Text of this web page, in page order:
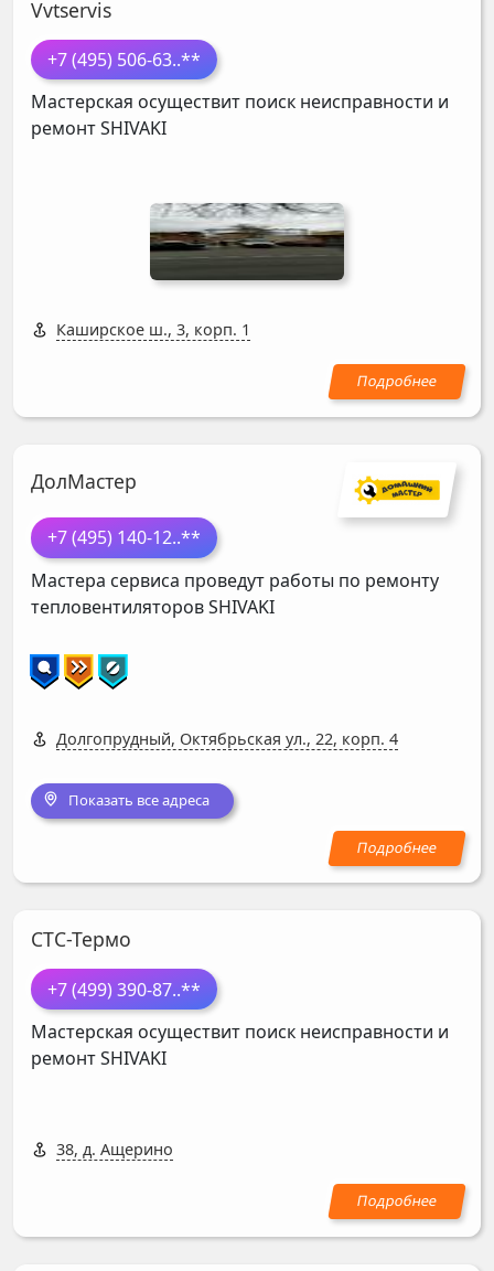
Vvtservis
+7 (495) 506-63..**
Мастерская осуществит поиск неисправности и
ремонтSHIVAKI
Каширское ш., 3, корп. 1
ДолМастер
+7 (495) 140-12..**
Мастера сервиса проведут работы по ремонту
тепловентиляторовSHIVAKI
Долгопрудный, Октябрьская ул., 22, корп. 4
Показать все адреса
СТС-Термо
+7 (499) 390-87..**
Мастерская осуществит поиск неисправности и
ремонтSHIVAKI
38, д. Ащерино